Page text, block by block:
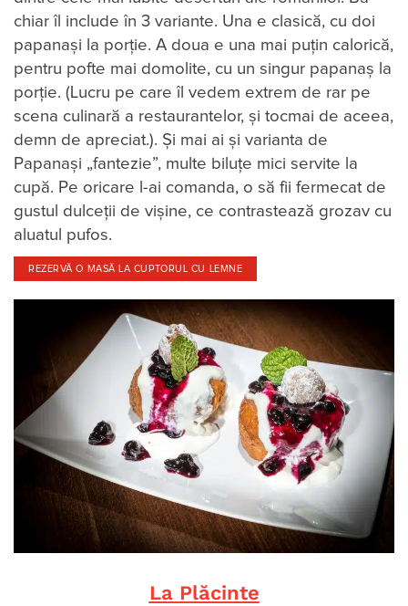
chiar îl include în 3 variante. Una e clasică, cu doi
papanaşi la porţie. A doua e una mai puţin calorică,
pentru pofte mai domolite, cu un singur papanaş la
porţie. (Lucru pe care îl vedem extrem de rar pe
scena culinară a restaurantelor, și tocmai de aceea,
demn de apreciat.). Și mai ai și varianta de
Papanași „fantezie”, multe biluțe mici servite la
cupă. Pe oricare l-ai comanda, o să fii fermecat de
gustul dulceţii de vişine, ce contrastează grozav cu
aluatul pufos.
REZERVĂ O MASĂ LA CUPTORUL CU LEMNE
La Plăcinte